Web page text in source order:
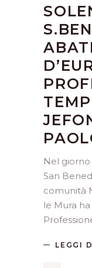
Nel
San
comunità
le Mura
LEGGI